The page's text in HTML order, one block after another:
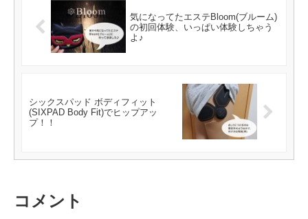
気になってたエステBloom(ブルーム)
の初回体験、いっぱい体験しちゃう
よ♪
シックスパッド ボディフィット
(SIXPAD Body Fit)でヒップアッ
プ！！
コメント